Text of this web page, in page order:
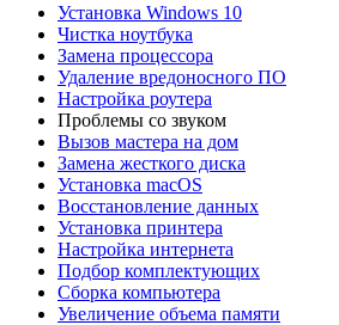
Установка Windows 10
Чистка ноутбука
Замена процессора
Удаление вредоносного ПО
Настройка роутера
Проблемы со звуком
Вызов мастера на дом
Замена жесткого диска
Установка macOS
Восстановление данных
Установка принтера
Настройка интернета
Подбор комплектующих
Сборка компьютера
Увеличение объема памяти